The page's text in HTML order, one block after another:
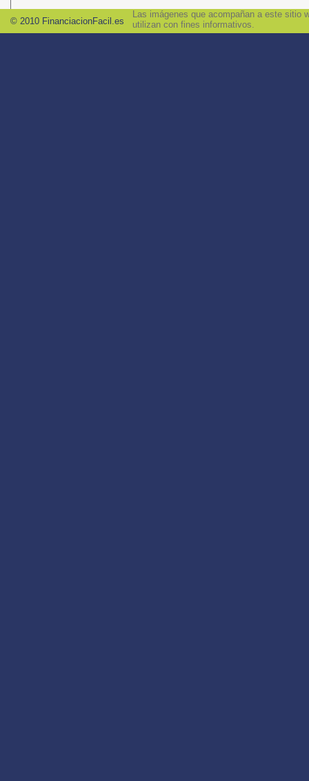
© 2010 FinanciacionFacil.es
Las imágenes que acompañan a este sitio
utilizan con fines informativos.